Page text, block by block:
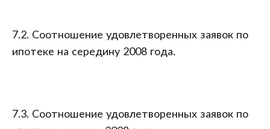
7.2. Соотношение удовлетворенных заявок по
ипотеке на середину 2008 года.
7.3. Соотношение удовлетворенных заявок по